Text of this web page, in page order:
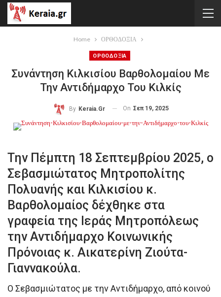
Home ΟΡΘΟΔΟΞΙΑ
ΟΡΘΟΔΟΞΙΑ
Συνάντηση Κιλκισίου Βαρθολομαίου Με
Την Αντιδήμαρχο Του Κιλκίς
By Keraia.gr On Σεπ 19, 2025
Την Πέμπτη 18 Σεπτεμβρίου 2025, ο
Σεβασμιώτατος Μητροπολίτης
Πολυανής και Κιλκισίου κ.
Βαρθολομαίος δέχθηκε στα
γραφεία της Ιεράς Μητροπόλεως
την Αντιδήμαρχο Κοινωνικής
Πρόνοιας κ. Αικατερίνη Ζιούτα-
Γιαννακούλα.
Ο Σεβασμιώτατος με την Αντιδήμαρχο, από κοινού